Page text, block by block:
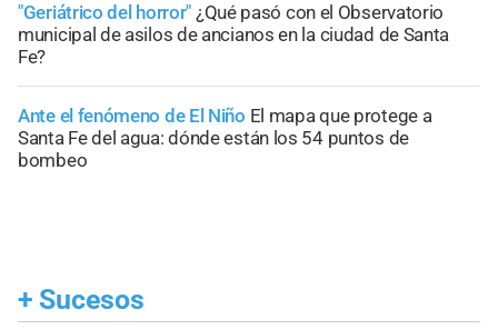
"Geriátrico del horror" ¿Qué pasó con el Observatorio
municipal de asilos de ancianos en la ciudad de Santa
Fe?
Ante el fenómeno de El Niño El mapa que protege a
Santa Fe del agua: dónde están los 54 puntos de
bombeo
+ Sucesos